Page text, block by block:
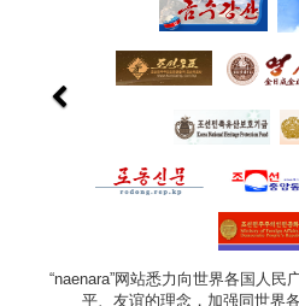
“naenara”网站悉力向世界各国人民
平、友谊的理念，加强同世界